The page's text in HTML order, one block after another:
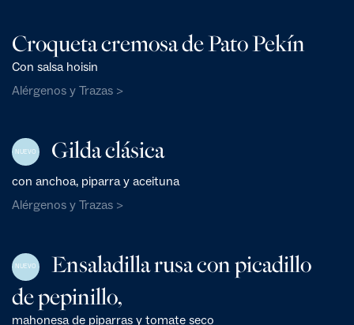
Croqueta cremosa de Pato Pekín
Con salsa hoisin
Alérgenos y Trazas >
NUEVO Gilda clásica
con anchoa, piparra y aceituna
Alérgenos y Trazas >
NUEVO
Ensaladilla rusa con picadillo
de pepinillo,
mahonesa de piparras y tomate seco